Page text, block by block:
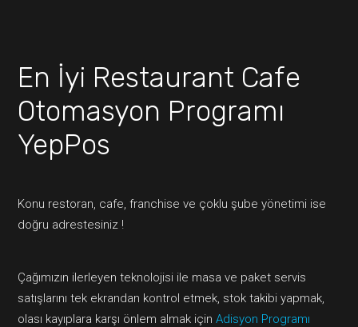
En İyi Restaurant Cafe
Otomasyon Programı
YepPos
Konu restoran, cafe, franchise ve çoklu şube yönetimi ise
doğru adrestesiniz !
Çağımızın ilerleyen teknolojisi ile masa ve paket servis
satışlarını tek ekrandan kontrol etmek, stok takibi yapmak,
olası kayıplara karşı önlem almak içinAdisyon Programı